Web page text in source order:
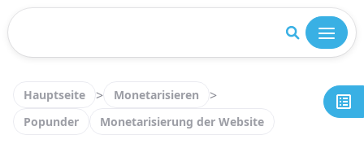
Schließen Sie
Hauptseite > Monetarisieren >
Popunder Monetarisierung der Website